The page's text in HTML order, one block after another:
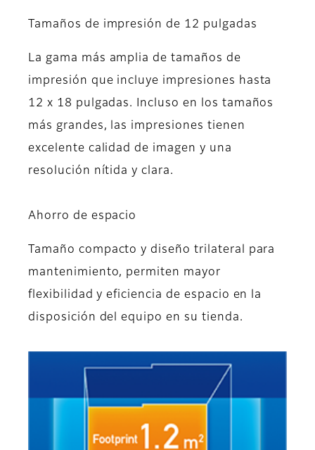
Tamaños de impresión de 12 pulgadas
La gama más amplia de tamaños de
impresión que incluye impresiones hasta
12 x 18 pulgadas. Incluso en los tamaños
más grandes, las impresiones tienen
excelente calidad de imagen y una
resolución nítida y clara.
Ahorro de espacio
Tamaño compacto y diseño trilateral para
mantenimiento, permiten mayor
flexibilidad y eficiencia de espacio en la
disposición del equipo en su tienda.